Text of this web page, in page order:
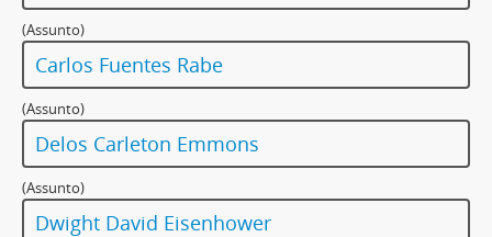
(Assunto)
Carlos Fuentes Rabe
(Assunto)
Delos Carleton Emmons
(Assunto)
Dwight David Eisenhower